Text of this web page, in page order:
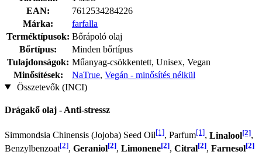
EAN:
7612534284226
Márka:
farfalla
Terméktípusok: Bőrápoló olaj
Bőrtípus:
Minden bőrtípus
Tulajdonságok: Műanyag-csökkentett, Unisex, Vegan
Minősítések:
NaTrue, Vegán - minősítés nélkül
Összetevők (INCI)
Drágakő olaj - Anti-stressz
Simmondsia Chinensis (Jojoba) Seed Oil[1], Parfum[1], Linalool[2],
Benzylbenzoat[2], Geraniol[2], Limonene[2], Citral[2], Farnesol[2]